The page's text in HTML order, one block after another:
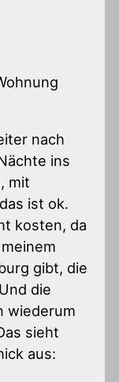
nach
ins
mit
ist ok.
kosten, da
gibt, die
die
wiederum
sieht
aus: